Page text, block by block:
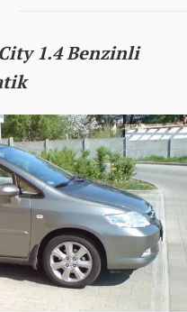
1.4 Benzinli